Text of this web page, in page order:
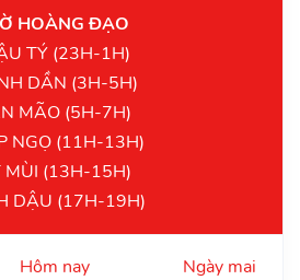
HOÀNG ĐẠO
TÝ (23H-1H)
DẦN (3H-5H)
MÃO (5H-7H)
NGỌ (11H-13H)
MÙI (13H-15H)
DẬU (17H-19H)
Hôm nay Ngày mai